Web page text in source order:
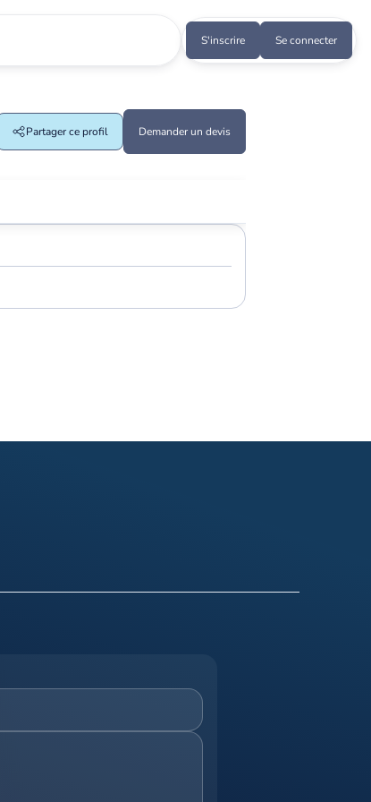
S'inscrire Se connecter
Partager ce profil Demander un devis